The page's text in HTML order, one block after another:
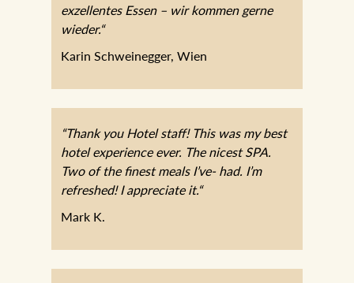
traumhaft, feinste steirische Herzlichkeit,
exzellentes Essen – wir kommen gerne
“Thank you Hotel staff! This was my best
hotel experience ever. The nicest SPA.
Two of the finest meals I’ve- had. I’m
refreshed! I appreciate it.“